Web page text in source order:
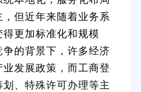
但近年来随着业务系
更加标准化和规模
的背景下，许多经济
发展政策，而工商登
、特殊许可办理等主